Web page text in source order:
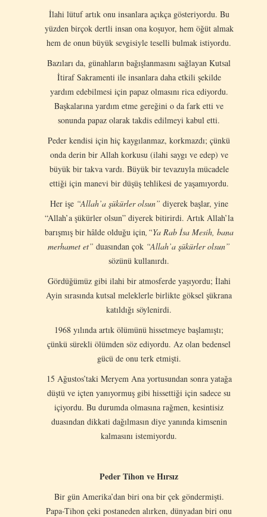
İlahi lütuf artık onu insanlara açıkça gösteriyordu. Bu
yüzden birçok dertli insan ona koşuyor, hem öğüt almak
hem de onun büyük sevgisiyle teselli bulmak istiyordu.
Bazıları da, günahların bağışlanmasını sağlayan Kutsal
İtiraf Sakramenti ile insanlara daha etkili şekilde
yardım edebilmesi için papaz olmasını rica ediyordu.
Başkalarına yardım etme gereğini o da fark etti ve
sonunda papaz olarak takdis edilmeyi kabul etti.
Peder kendisi için hiç kaygılanmaz, korkmazdı; çünkü
onda derin bir Allah korkusu (ilahi saygı ve edep) ve
büyük bir takva vardı. Büyük bir tevazuyla mücadele
ettiği için manevi bir düşüş tehlikesi de yaşamıyordu.
Her işe “Allah’a şükürler olsun” diyerek başlar, yine
“Allah’a şükürler olsun” diyerek bitirirdi. Artık Allah’la
barışmış bir hâlde olduğu için ,“Ya Rab İsa Mesih, bana
merhamet et” duasından çok “Allah’a şükürler olsun”
sözünü kullanırdı.
Gördüğümüz gibi ilahi bir atmosferde yaşıyordu; İlahi
Ayin sırasında kutsal meleklerle birlikte göksel şükrana
katıldığı söylenirdi.
1968 yılında artık ölümünü hissetmeye başlamıştı;
çünkü sürekli ölümden söz ediyordu. Az olan bedensel
gücü de onu terk etmişti.
15 Ağustos’taki Meryem Ana yortusundan sonra yatağa
düştü ve içten yanıyormuş gibi hissettiği için sadece su
içiyordu. Bu durumda olmasına rağmen, kesintisiz
duasından dikkati dağılmasın diye yanında kimsenin
kalmasını istemiyordu.
Peder Tihon ve Hırsız
Bir gün Amerika’dan biri ona bir çek göndermişti.
Papa-Tihon çeki postaneden alırken, dünyadan biri onu